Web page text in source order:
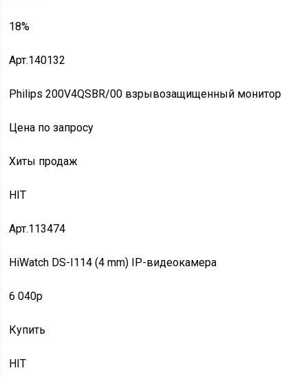
18%
Арт.140132
Philips 200V4QSBR/00 взрывозащищенный монитор
Цена по запросу
Хиты продаж
HIT
Арт.113474
HiWatch DS-I114 (4 mm) IP-видеокамера
6 040p
Купить
HIT